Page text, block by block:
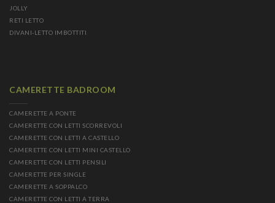
JOLLY
RETI LETTO
DIVANI-LETTO IMBOTTITI
CAMERETTE BADROOM
CAMERETTE A PONTE
CAMERETTE CON LETTI SCORREVOLI
CAMERETTE CON LETTI A CASTELLO
CAMERETTE CON LETTI MINI CASTELLO
CAMERETTE CON LETTI PENSILI
CAMERETTE PER SINGLE
CAMERETTE A SOPPALCO
CAMERETTE CON LETTI A TERRA